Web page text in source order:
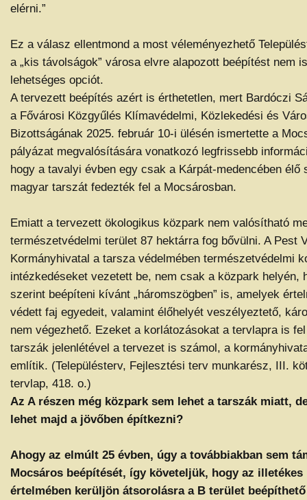
elérni.”
Ez a válasz ellentmond a most véleményezhető
a „kis távolságok” városa elvre alapozott beépítést nem
lehetséges opciót.
A tervezett beépítés azért is érthetetlen, mert Bardóczi
a Fővárosi Közgyűlés Klímavédelmi, Közlekedési és
Bizottságának 2025. február 10-i ülésén ismertette a
pályázat megvalósítására vonatkozó legfrissebb
hogy a tavalyi évben egy csak a Kárpát-medencében élő
magyar tarszát fedezték fel a Mocsárosban.
Emiatt a tervezett ökologikus közpark nem valósítható
természetvédelmi terület 87 hektárra fog bővülni. A Pest
Kormányhivatal a tarsza védelmében természetvédelmi
intézkedéseket vezetett be, nem csak a közpark helyén,
szerint beépíteni kívánt „háromszögben” is, amelyek
védett faj egyedeit, valamint élőhelyét veszélyeztető,
nem végezhető. Ezeket a korlátozásokat a tervlapra is
tarszák jelenlétével a tervezet is számol, a
említik. (Településterv, Fejlesztési terv munkarész, III.
tervlap, 418. o.)
Az A részen még közpark sem lehet a tarszák miatt,
lehet majd a jövőben építkezni?
Ahogy az elmúlt 25 évben, úgy a továbbiakban sem
Mocsáros beépítését, így követeljük, hogy az
értelmében kerüljön átsorolásra a B terület